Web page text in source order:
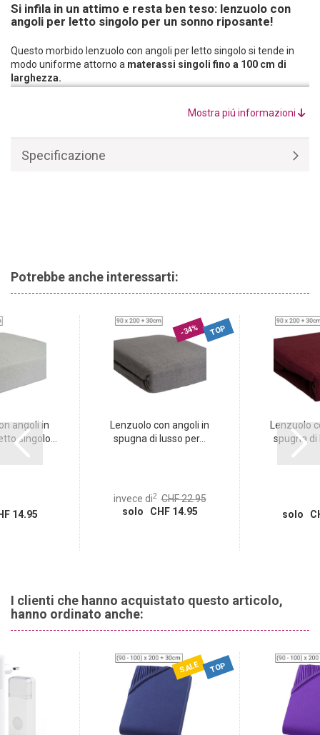
Si infila in un attimo e resta ben teso: lenzuolo con
angoli per letto singolo per un sonno riposante!
Questo morbido lenzuolo con angoli per letto singolo si tende in
modo uniforme attorno a materassi singoli fino a 100 cm di
larghezza.
100% da cotone.Garantisce
Mostra piú informazioni
Specificazione
Potrebbe anche interessarti:
angoli in
singolo...
14.95
-34% TOP
Lenzuolo con angoli in
spugna di lusso per...
invece di2 CHF 22.95
solo CHF 14.95
Lenzuolo
spugna di
solo
I clienti che hanno acquistato questo articolo,
hanno ordinato anche:
SALE TOP